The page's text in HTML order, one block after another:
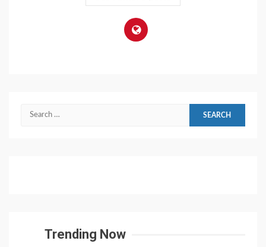
Search
Trending Now